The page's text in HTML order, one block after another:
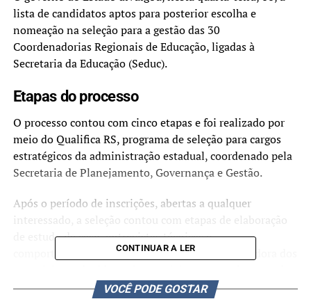
lista de candidatos aptos para posterior escolha e
nomeação na seleção para a gestão das 30
Coordenadorias Regionais de Educação, ligadas à
Secretaria da Educação (Seduc).
Etapas do processo
O processo contou com cinco etapas e foi realizado por
meio do Qualifica RS, programa de seleção para cargos
estratégicos da administração estadual, coordenado pela
Secretaria de Planejamento, Governança e Gestão.
Após o período de inscrições, abertas a qualquer
interessado, a seleção contou com etapas de elaboração
de estudo de caso, entrevistas técnicas e
comportamentais e análise por uma banca avaliadora dos
seleção.
CONTINUAR A LER
VOCÊ PODE GOSTAR